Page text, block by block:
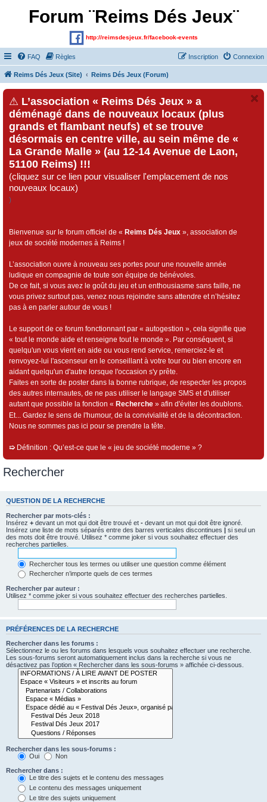
Forum ¨Reims Dés Jeux¨
http://reimsdesjeux.fr/facebook-events
FAQ Règles Connexion
Inscription
Reims Dés Jeux (Site) Reims Dés Jeux (Forum)
⚠ L’association « Reims Dés Jeux » a
déménagé dans de nouveaux locaux (plus
grands et flambant neufs) et se trouve
désormais en centre ville, au sein même de «
La Grande Malle » (au 12-14 Avenue de Laon,
51100 Reims) !!!
(cliquez sur ce lien pour visualiser l'emplacement de nos
nouveaux locaux)
)
Bienvenue sur le forum officiel de « Reims Dés Jeux », association de
jeux de société modernes à Reims !
L’association ouvre à nouveau ses portes pour une nouvelle année
ludique en compagnie de toute son équipe de bénévoles.
De ce fait, si vous avez le goût du jeu et un enthousiasme sans faille, ne
vous privez surtout pas, venez nous rejoindre sans attendre et n’hésitez
pas à en parler autour de vous !
Le support de ce forum fonctionnant par « autogestion », cela signifie que
« tout le monde aide et renseigne tout le monde ». Par conséquent, si
quelqu'un vous vient en aide ou vous rend service, remerciez-le et
renvoyez-lui l'ascenseur en le conseillant à votre tour ou bien encore en
aidant quelqu'un d'autre lorsque l'occasion s'y prête.
Faites en sorte de poster dans la bonne rubrique, de respecter les propos
des autres internautes, de ne pas utiliser le langage SMS et d'utiliser
autant que possible la fonction « Recherche » afin d'éviter les doublons.
Et... Gardez le sens de l'humour, de la convivialité et de la décontraction.
Nous ne sommes pas ici pour se prendre la tête.
➯ Définition : Qu’est-ce que le « jeu de société moderne » ?
Rechercher
QUESTION DE LA RECHERCHE
Rechercher par mots-clés :
Insérez + devant un mot qui doit être trouvé et - devant un mot qui doit être ignoré.
Insérez une liste de mots séparés entre des barres verticales discontinues | si seul un
des mots doit être trouvé. Utilisez * comme joker si vous souhaitez effectuer des
recherches partielles.
Rechercher tous les termes ou utiliser une question comme élément
Rechercher n’importe quels de ces termes
Rechercher par auteur :
Utilisez * comme joker si vous souhaitez effectuer des recherches partielles.
PRÉFÉRENCES DE LA RECHERCHE
Rechercher dans les forums :
Sélectionnez le ou les forums dans lesquels vous souhaitez effectuer une recherche.
Les sous-forums seront automatiquement inclus dans la recherche si vous ne
désactivez pas l’option « Rechercher dans les sous-forums » affichée ci-dessous.
Rechercher dans les sous-forums :
Oui
Non
Rechercher dans :
Le titre des sujets et le contenu des messages
Le contenu des messages uniquement
Le titre des sujets uniquement